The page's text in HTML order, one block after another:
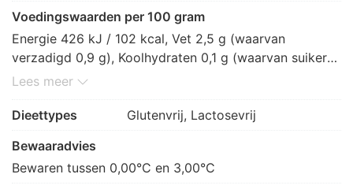
Voedingswaarden per 100 gram
Energie 426 kJ / 102 kcal, Vet 2,5 g (waarvan
verzadigd 0,9 g), Koolhydraten 0,1 g (waarvan suikers
0 g), Vezels 0,1 g, Eiwitten 20,3 g, Zout 0,4 g.
Lees meer
Dieettypes
Glutenvrij, Lactosevrij
Bewaaradvies
Bewaren tussen 0,00°C en 3,00°C